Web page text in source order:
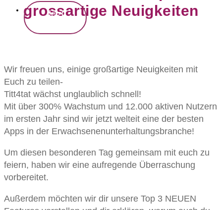
Jetzt
kostenlos
grossartige Neuigkeiten
Wir freuen uns, einige großartige Neuigkeiten mit
Euch zu teilen-
Titt4tat wächst unglaublich schnell!
Mit über 300% Wachstum und 12.000 aktiven Nutzern
im ersten Jahr sind wir jetzt welteit eine der besten
Apps in der Erwachsenenunterhaltungsbranche!
Um diesen besonderen Tag gemeinsam mit euch zu
feiern, haben wir eine aufregende Überraschung
vorbereitet.
Außerdem möchten wir dir unsere Top 3 NEUEN